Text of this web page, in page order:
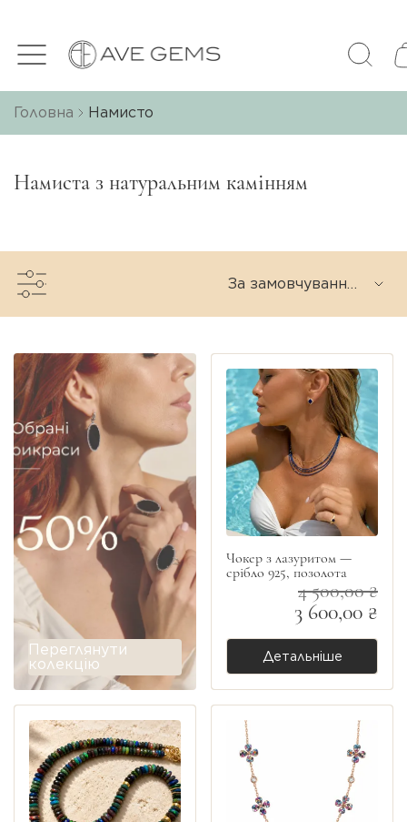
Головна Намисто
Намиста з натуральним камінням
За замовчуванням
Переглянути
колекцію
Чокер з лазуритом —
срібло 925, позолота
4 500,00 ₴
3 600,00 ₴
Детальніше